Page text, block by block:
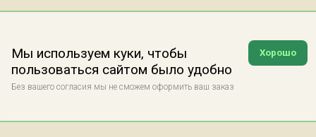
Хорошо
Мы используем куки, чтобы
пользоваться сайтом было удобно
Без вашего согласия мы не сможем оформить ваш заказ